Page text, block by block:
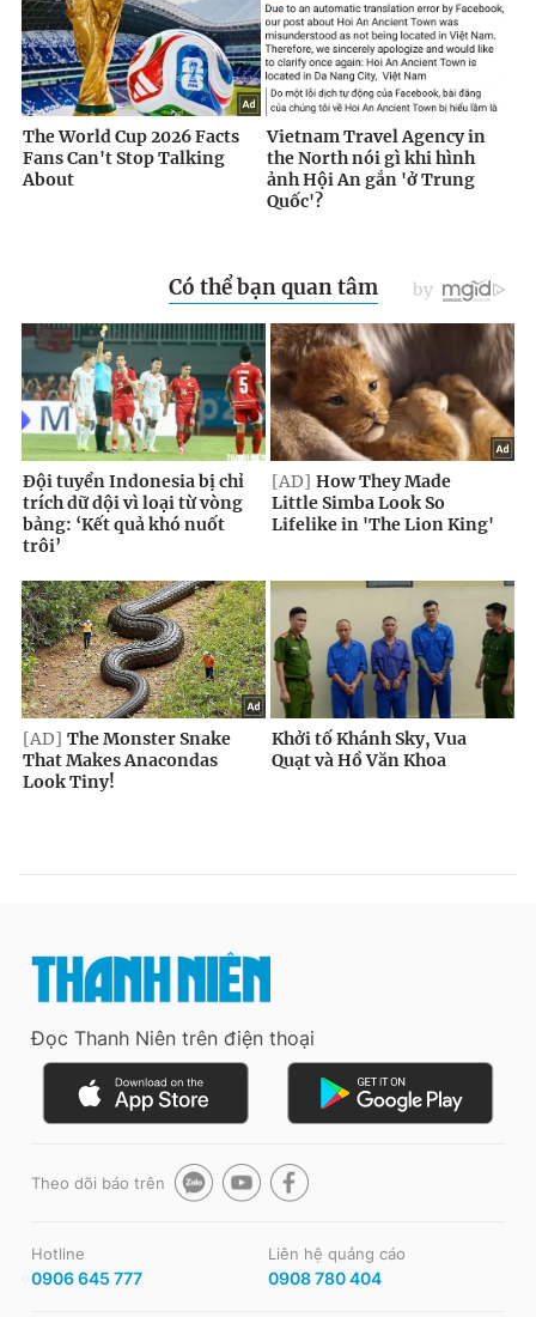
Đọc Thanh Niên trên điện thoại
Theo dõi báo trên
Hotline
0906 645 777
Liên hệ quảng cáo
0908 780 404